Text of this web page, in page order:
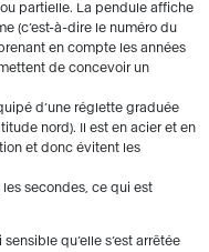
partielle. La pendule affiche
(c’est-à-dire le numéro du
en compte les années
de concevoir un
d’une réglette graduée
nord). Il est en acier et en
et donc évitent les
les secondes, ce qui est
sensible qu’elle s’est arrêtée